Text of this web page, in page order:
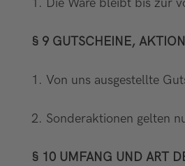
1. Die Ware bleibt bis zur
§ 9 GUTSCHEINE,
1. Von uns ausgestellte
2. Sonderaktionen gelten
§ 10 UMFANG UND ART